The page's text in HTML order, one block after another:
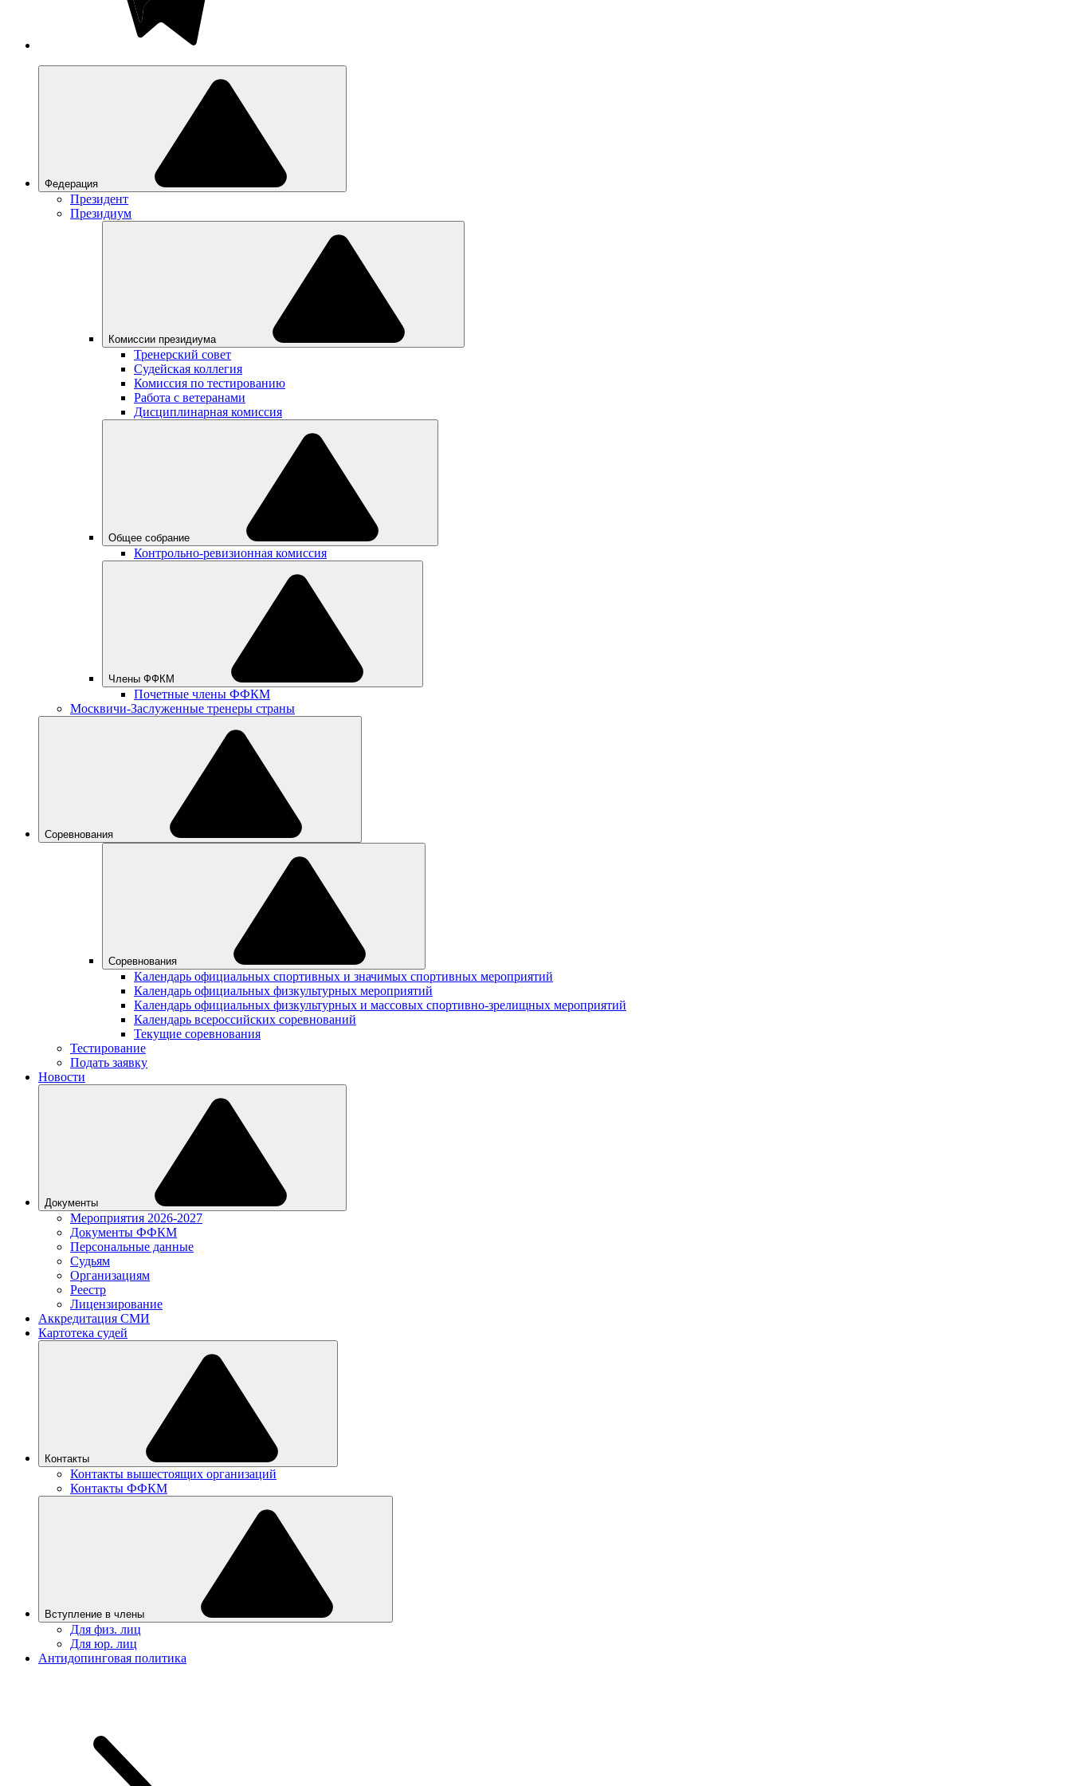
Федерация
Президент
Президиум
Комиссии президиума
Тренерский совет
Судейская коллегия
Комиссия по тестированию
Работа с ветеранами
Дисциплинарная комиссия
Общее собрание
Контрольно-ревизионная комиссия
Члены ФФКМ
Почетные члены ФФКМ
Москвичи-Заслуженные тренеры страны
Соревнования
Соревнования
Календарь официальных спортивных и значимых спортивных мероприятий
Календарь официальных физкультурных мероприятий
Календарь официальных физкультурных и массовых спортивно-зрелищных мероприятий
Календарь всероссийских соревнований
Текущие соревнования
Тестирование
Подать заявку
Новости
Документы
Мероприятия 2026-2027
Документы ФФКМ
Персональные данные
Судьям
Организациям
Реестр
Лицензирование
Аккредитация СМИ
Картотека судей
Контакты
Контакты вышестоящих организаций
Контакты ФФКМ
Вступление в члены
Для физ. лиц
Для юр. лиц
Антидопинговая политика